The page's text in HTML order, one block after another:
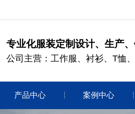
专业化服装定制设计、生产
公司主营：工作服、衬衫、T恤
产品中心 案例中心